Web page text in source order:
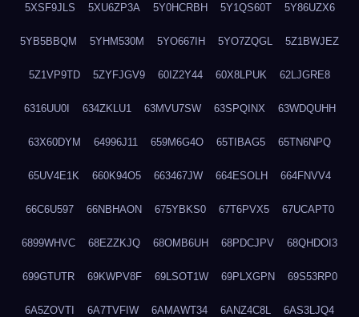
5XSF9JLS 5XU6ZP3A 5Y0HCRBH 5Y1QS60T 5Y86UZX6
5YB5BBQM 5YHM530M 5YO667IH 5YO7ZQGL 5Z1BWJEZ
5Z1VP9TD 5ZYFJGV9 60IZ2Y44 60X8LPUK 62LJGRE8
6316UU0I 634ZKLU1 63MVU7SW 63SPQINX 63WDQUHH
63X60DYM 64996J11 659M6G4O 65TIBAG5 65TN6NPQ
65UV4E1K 660K94O5 663467JW 664ESOLH 664FNVV4
66C6U597 66NBHAON 675YBKS0 67T6PVX5 67UCAPT0
6899WHVC 68EZZKJQ 68OMB6UH 68PDCJPV 68QHDOI3
699GTUTR 69KWPV8F 69LSOT1W 69PLXGPN 69S53RP0
6A5ZOVTI 6A7TVFIW 6AMAWT34 6ANZ4C8L 6AS3LJQ4